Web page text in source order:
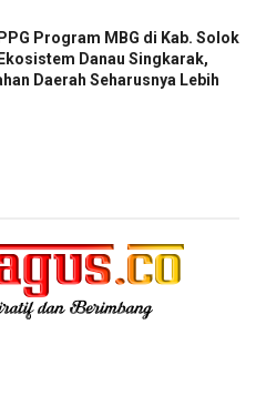
Program MBG di Kab. Solok
Danau Singkarak,
Daerah Seharusnya Lebih